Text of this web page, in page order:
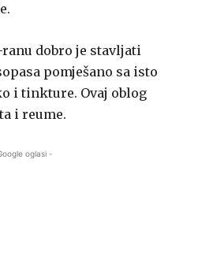
dobro je stavljati
pomješano sa isto
i tinkture. Ovaj oblog
i reume.
oglasi -